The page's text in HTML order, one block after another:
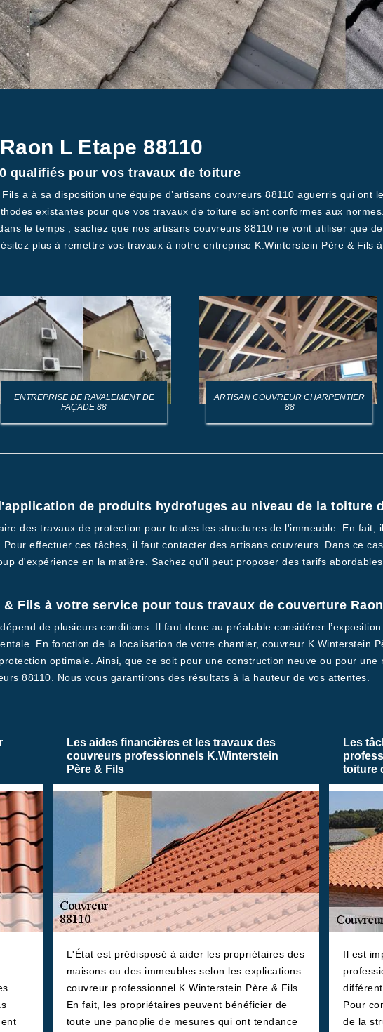
L Etape 88110
qualifiés pour vos travaux de toiture
a à sa disposition une équipe d’artisans couvreurs 88110 aguerris qui ont
existantes pour que vos travaux de toiture soient conformes aux
le temps ; sachez que nos artisans couvreurs 88110 ne vont utiliser que
plus à remettre vos travaux à notre entreprise K.Winterstein Père & Fils à
ENTREPRISE DE RAVALEMENT DE
FAÇADE 88
ARTISAN COUVREUR CHARPENTIER
88
de produits hydrofuges au niveau de la toiture
des travaux de protection pour toutes les structures de l'immeuble. En fait,
effectuer ces tâches, il faut contacter des artisans couvreurs. Dans ce
d'expérience en la matière. Sachez qu'il peut proposer des tarifs
Fils à votre service pour tous travaux de couverture
de plusieurs conditions. Il faut donc au préalable considérer
En fonction de la localisation de votre chantier, couvreur K.Winterstein
optimale. Ainsi, que ce soit pour une construction neuve ou pour
88110. Nous vous garantirons des résultats à la hauteur de vos attentes.
Les aides financières et les travaux des
couvreurs professionnels K.Winterstein
Père & Fils
L'État est prédisposé à aider les propriétaires des
maisons ou des immeubles selon les explications
couvreur professionnel K.Winterstein Père & Fils .
En fait, les propriétaires peuvent bénéficier de
toute une panoplie de mesures qui ont tendance
Les
toiture
Il est
Pour
de la